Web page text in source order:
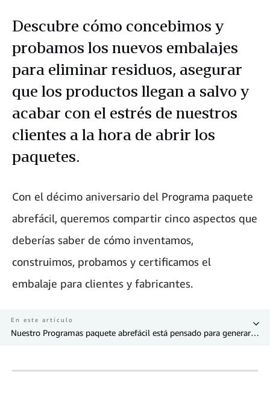
Descubre cómo concebimos y
probamos los nuevos embalajes
para eliminar residuos, asegurar
que los productos llegan a salvo y
acabar con el estrés de nuestros
clientes a la hora de abrir los
paquetes.
Con el décimo aniversario del Programa paquete
abrefácil, queremos compartir cinco aspectos que
deberías saber de cómo inventamos,
construimos, probamos y certificamos el
embalaje para clientes y fabricantes.
En este artículo
Nuestro Programas paquete abrefácil está pensado para generar menos residuos y poner fin al estrés de nuestros clientes a la hora de abrir los paquetes".